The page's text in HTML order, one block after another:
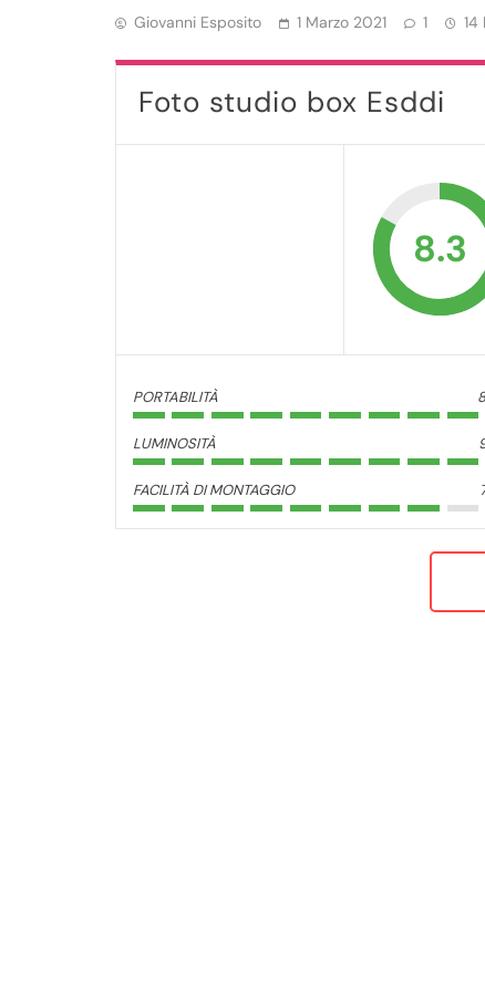
Giovanni Esposito 1 Marzo 2021 1 14
Foto studio box Esddi
8.3
PORTABILITÀ
LUMINOSITÀ
FACILITÀ DI MONTAGGIO